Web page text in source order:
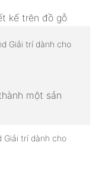
kế trên đồ gỗ
một sản